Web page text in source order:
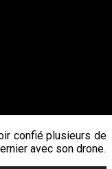
confié plusieurs de
avec son drone.